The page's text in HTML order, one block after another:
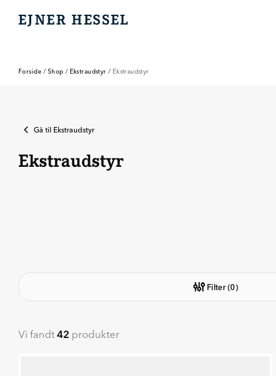
EJNER HESSEL
Forside / Shop / Ekstraudstyr / Ekstraudstyr
Gå til Ekstraudstyr
Ekstraudstyr
Filter(0)
Vi fandt42 produkter